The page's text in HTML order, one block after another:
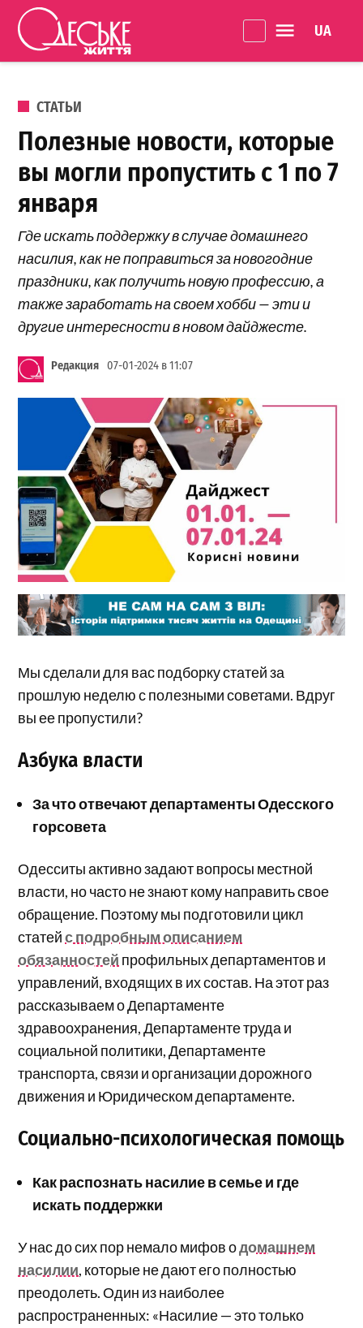
Перейти к содержанию
життя
ОПУБЛИКОВАНО В
СТАТЬИ
Полезные новости, которые
вы могли пропустить с 1 по 7
января
Где искать поддержку в случае домашнего
насилия, как не поправиться за новогодние
праздники, как получить новую профессию, а
также заработать на своем хобби — эти и
другие интересности в новом дайджесте.
Редакция 07-01-2024 в 11:07
Мы сделали для вас подборку статей за
прошлую неделю с полезными советами. Вдруг
вы ее пропустили?
Азбука власти
За что отвечают департаменты Одесского
горсовета
Одесситы активно задают вопросы местной
власти, но часто не знают кому направить свое
обращение. Поэтому мы подготовили цикл
статейс подробным описанием
обязанностей профильных департаментов и
управлений, входящих в их состав. На этот раз
рассказываем о Департаменте
здравоохранения, Департаменте труда и
социальной политики, Департаменте
транспорта, связи и организации дорожного
движения и Юридическом департаменте.
Социально-психологическая помощь
Как распознать насилие в семье и где
искать поддержки
У нас до сих пор немало мифов одомашнем
насилии, которые не дают его полностью
преодолеть. Один из наиболее
распространенных: «Насилие — это только